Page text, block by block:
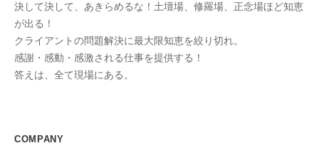
決して決して、あきらめるな！土壇場、修羅場、正念場ほど知恵
が出る！
クライアントの問題解決に最大限知恵を絞り切れ。
感謝・感動・感激される仕事を提供する！
答えは、全て現場にある。
COMPANY